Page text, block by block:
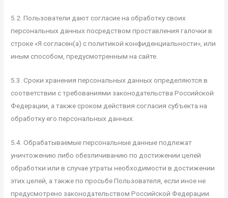
5.2. Пользователи дают согласие на обработку своих
персональных данных посредством проставления галочки в
строке «Я согласен(а) с политикой конфиденциальности», или
иным способом, предусмотренным на сайте.
5.3. Сроки хранения персональных данных определяются в
соответствии с требованиями законодательства Российской
Федерации, а также сроком действия согласия субъекта на
обработку его персональных данных.
5.4. Обрабатываемые персональные данные подлежат
уничтожению либо обезличиванию по достижении целей
обработки или в случае утраты необходимости в достижении
этих целей, а также по просьбе Пользователя, если иное не
предусмотрено законодательством Российской Федерации.